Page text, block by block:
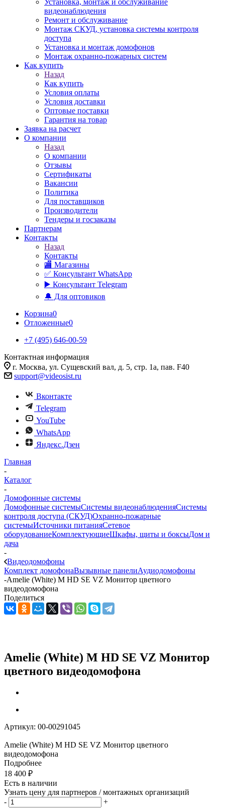
Установка, монтаж и обслуживание
видеонаблюдения
Ремонт и обслуживание
Монтаж СКУД, установка системы контроля
доступа
Установка и монтаж домофонов
Монтаж охранно-пожарных систем
Как купить
Назад
Как купить
Условия оплаты
Условия доставки
Оптовые поставки
Гарантия на товар
Заявка на расчет
О компании
Назад
О компании
Отзывы
Сертификаты
Вакансии
Политика
Для поставщиков
Производители
Тендеры и госзаказы
Партнерам
Контакты
Назад
Контакты
🏬 Магазины
✅️ Консультант WhatsApp
▶️ Консультант Telegram
🔔 Для оптовиков
Корзина0
Отложенные0
+7 (495) 646-00-59
Контактная информация
г. Москва, ул. Сущевский вал, д. 5, стр. 1а, пав. F40
support@videosist.ru
Вконтакте
Telegram
YouTube
WhatsApp
Яндекс.Дзен
Главная
-
Каталог
-
Домофонные системы
Домофонные системыСистемы видеонаблюденияСистемы
контроля доступа (СКУД)Охранно-пожарные
системыИсточники питанияСетевое
оборудованиеКомплектующиеШкафы, щиты и боксыДом и
дача
-
Видеодомофоны
Комплект домофонаВызывные панелиАудиодомофоны
-Amelie (White) M HD SE VZ Монитор цветного
видеодомофона
Поделиться
Amelie (White) M HD SE VZ Монитор
цветного видеодомофона
Артикул: 00-00291045
Amelie (White) M HD SE VZ Монитор цветного
видеодомофона
Подробнее
18 400 ₽
Есть в наличии
Узнать цену для партнеров / монтажных организаций
-
+